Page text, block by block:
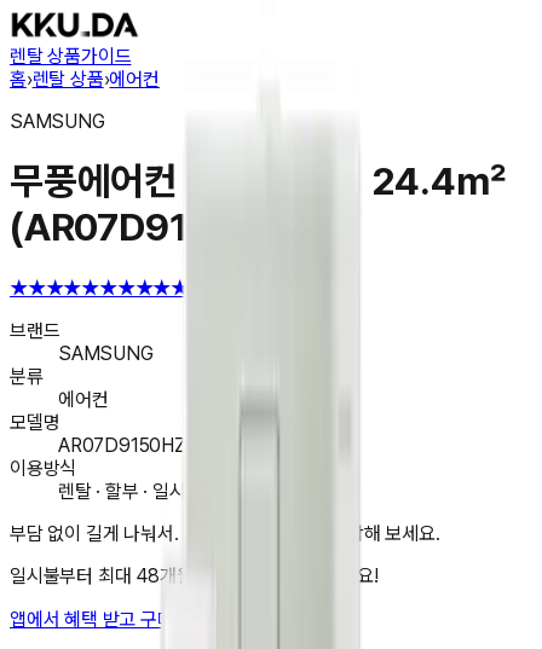
렌탈 상품가이드
홈›렌탈 상품›에어컨
SAMSUNG
무풍에어컨 벽걸이 슬림 24.4㎡
(AR07D9150HZT)
★★★★★★★★★★
브랜드
SAMSUNG
분류
에어컨
모델명
AR07D9150HZT
이용방식
렌탈 · 할부 · 일시불 구매
부담 없이 길게 나눠서. 지금 앱에서 렌탈을 시작해 보세요.
일시불부터 최대 48개월 무이자 할부도 가능해요!
앱에서 혜택 받고 구매하기